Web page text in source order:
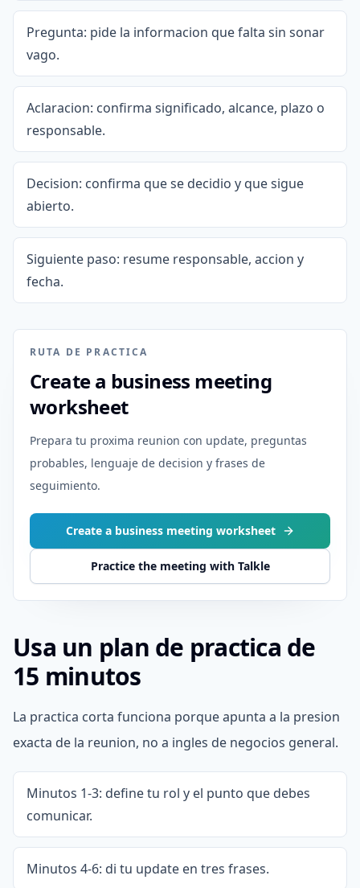
Pregunta: pide la informacion que falta sin sonar
vago.
Aclaracion: confirma significado, alcance, plazo o
responsable.
Decision: confirma que se decidio y que sigue
abierto.
Siguiente paso: resume responsable, accion y
fecha.
RUTA DE PRACTICA
Create a business meeting
worksheet
Prepara tu proxima reunion con update, preguntas
probables, lenguaje de decision y frases de
seguimiento.
Create a business meeting worksheet
Practice the meeting with Talkle
Usa un plan de practica de
15 minutos
La practica corta funciona porque apunta a la presion
exacta de la reunion, no a ingles de negocios general.
Minutos 1-3: define tu rol y el punto que debes
comunicar.
Minutos 4-6: di tu update en tres frases.